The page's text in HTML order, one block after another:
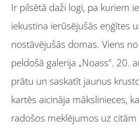
Ir pilsētā daži logi, pa kuriem
iekustina ierūsējušās eņģītes
nostāvējušās domas. Viens
peldošā galerija „Noass”. 20.
prātu un saskatīt jaunus
kartēs aicināja mākslinieces,
radošos meklējumos uz